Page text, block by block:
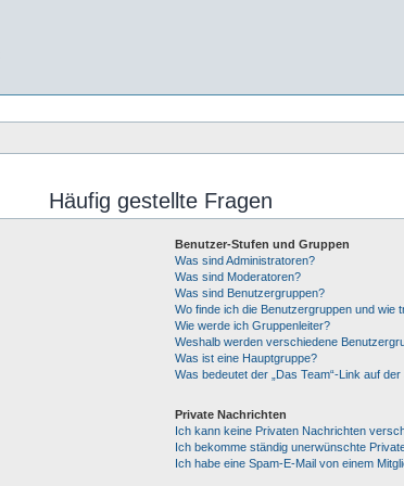
Häufig gestellte Fragen
Benutzer-Stufen und Gruppen
Was sind Administratoren?
Was sind Moderatoren?
Was sind Benutzergruppen?
Wo finde ich die Benutzergruppen und wie
Wie werde ich Gruppenleiter?
Weshalb werden verschiedene
Was ist eine Hauptgruppe?
Was bedeutet der „Das Team“-Link auf
Private Nachrichten
Ich kann keine Privaten Nachrichten
Ich bekomme ständig unerwünschte
Ich habe eine Spam-E-Mail von einem